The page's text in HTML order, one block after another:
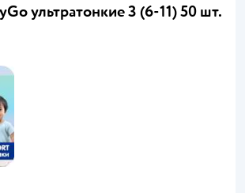
ультратонкие 3 (6-11) 50 шт.